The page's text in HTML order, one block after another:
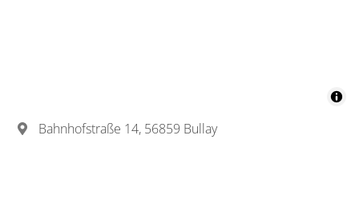
Bahnhofstraße 14, 56859 Bullay